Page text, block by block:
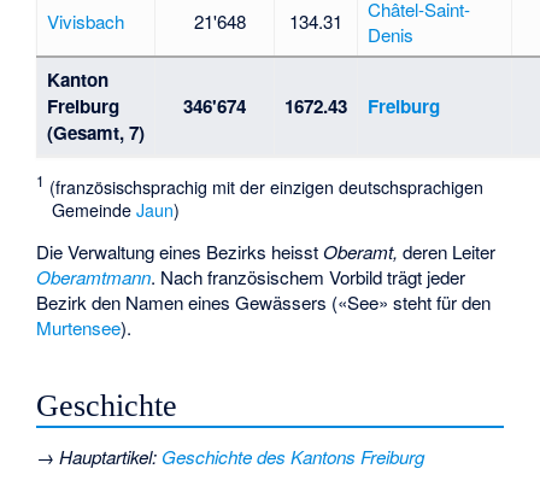
Vivisbach 21'648 134.31
Châtel-Saint-
Denis
Kanton
Freiburg
(Gesamt, 7)
346'674 1672.43 Freiburg
1 (französischsprachig mit der einzigen deutschsprachigen
GemeindeJaun)
Die Verwaltung eines Bezirks heisstOberamt, deren Leiter
Oberamtmann. Nach französischem Vorbild trägt jeder
Bezirk den Namen eines Gewässers («See» steht für den
Murtensee).
Geschichte
→Hauptartikel: Geschichte des Kantons Freiburg